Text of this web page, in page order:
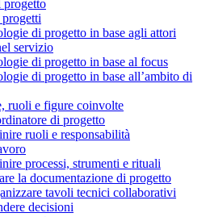
di progetto in base agli attori
servizio
di progetto in base al focus
di progetto in base all’ambito di
ruoli e figure coinvolte
di progetto
ruoli e responsabilità
processi, strumenti e rituali
la documentazione di progetto
tavoli tecnici collaborativi
decisioni